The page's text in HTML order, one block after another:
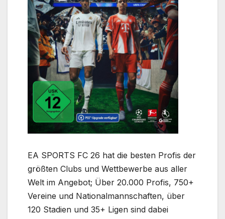
EA SPORTS FC 26 hat die besten Profis der
größten Clubs und Wettbewerbe aus aller
Welt im Angebot; Über 20.000 Profis, 750+
Vereine und Nationalmannschaften, über
120 Stadien und 35+ Ligen sind dabei